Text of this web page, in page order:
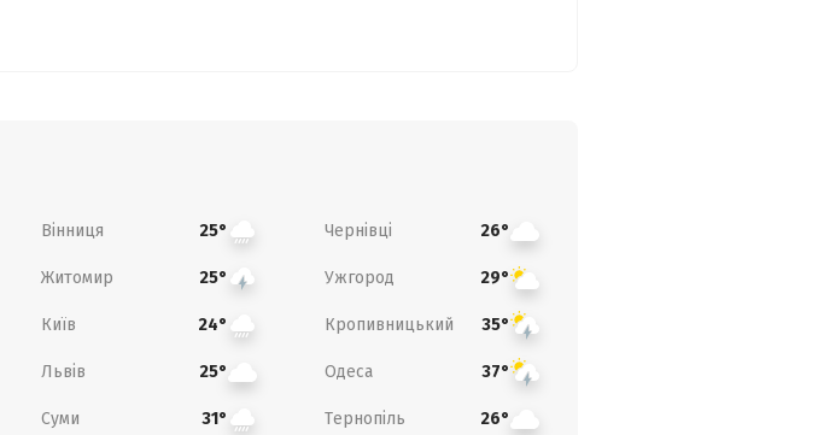
Вінниця 25° Чернівці 26°
Житомир 25° Ужгород 29°
Київ 24° Кропивницький 35°
Львів 25° Одеса 37°
Суми 31° Тернопіль 26°